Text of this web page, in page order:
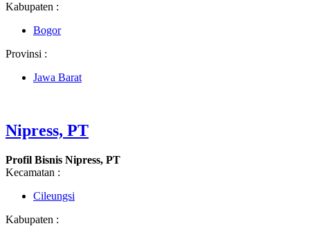
Kabupaten :
Bogor
Provinsi :
Jawa Barat
Nipress, PT
Profil Bisnis Nipress, PT
Kecamatan :
Cileungsi
Kabupaten :